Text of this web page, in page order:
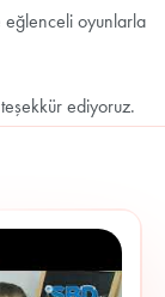
eğlenceli oyunlarla
ediyoruz.